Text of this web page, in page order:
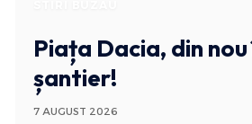
Piața Dacia, din nou
șantier!
7 AUGUST 2026